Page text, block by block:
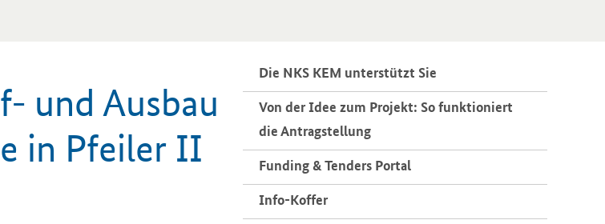
und Aus­bau
in Pfei­ler II
Die NKS KEM un­ter­stützt Sie
Von der Idee zum Pro­jekt: So funk­tio­niert
die An­trag­stel­lung
Fun­ding & Ten­ders Por­tal
Info-​Koffer